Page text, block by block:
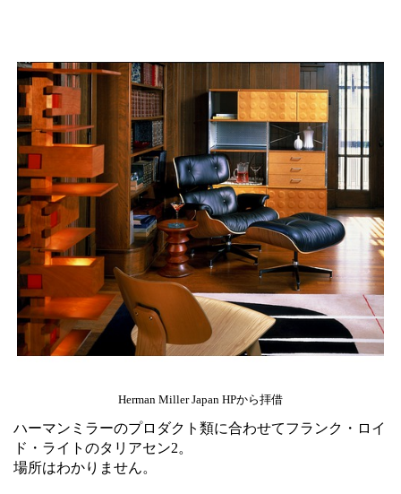
Herman Miller Japan HPから拝借
ハーマンミラーのプロダクト類に合わせてフランク・ロイ
ド・ライトのタリアセン2。
場所はわかりません。